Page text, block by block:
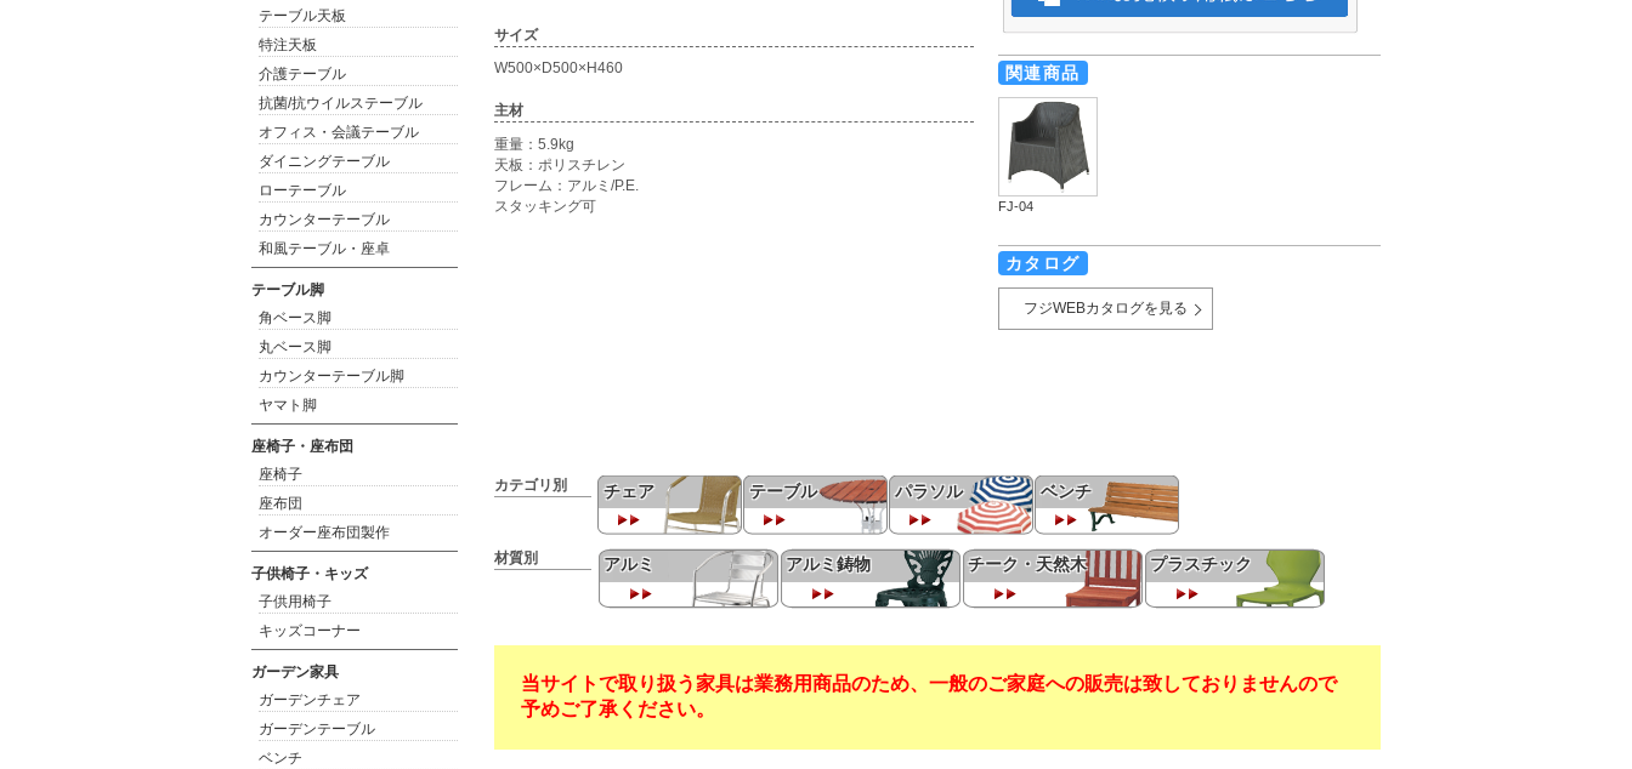
サイズ
W500×D500×H460
主材
重量：5.9kg
天板：ポリスチレン
フレーム：アルミ/P.E.
スタッキング可
関連商品
FJ-04
カタログ
フジWEBカタログを見る
カテゴリ別 チェア テーブル パラソル ベンチ
材質別 アルミ アルミ鋳物 チーク・天然木 プラスチック
当サイトで取り扱う家具は業務用商品のため、一般のご家庭への販売は致しておりませんので
予めご了承ください。
テーブル天板
特注天板
介護テーブル
抗菌/抗ウイルステーブル
オフィス・会議テーブル
ダイニングテーブル
ローテーブル
カウンターテーブル
和風テーブル・座卓
テーブル脚
角ベース脚
丸ベース脚
カウンターテーブル脚
ヤマト脚
座椅子・座布団
座椅子
座布団
オーダー座布団製作
子供椅子・キッズ
子供用椅子
キッズコーナー
ガーデン家具
ガーデンチェア
ガーデンテーブル
ベンチ